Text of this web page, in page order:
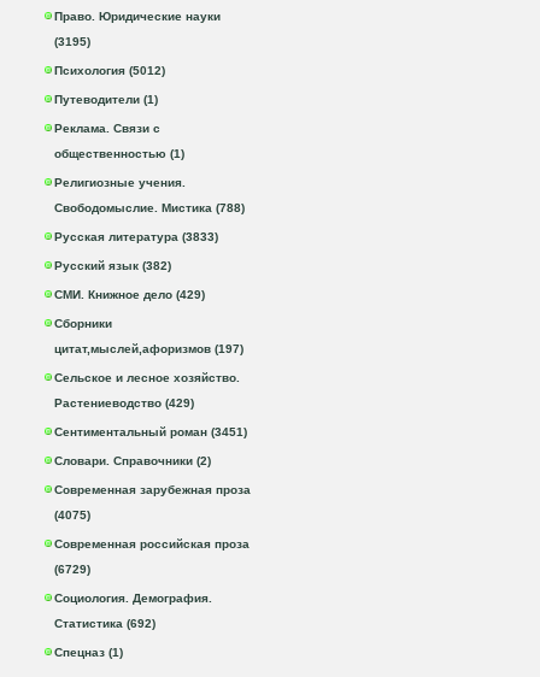
Право. Юридические науки
(3195)
Психология (5012)
Путеводители (1)
Реклама. Связи с
общественностью (1)
Религиозные учения.
Свободомыслие. Мистика (788)
Русская литература (3833)
Русский язык (382)
СМИ. Книжное дело (429)
Сборники
цитат,мыслей,афоризмов (197)
Сельское и лесное хозяйство.
Растениеводство (429)
Сентиментальный роман (3451)
Словари. Справочники (2)
Современная зарубежная проза
(4075)
Современная российская проза
(6729)
Социология. Демография.
Статистика (692)
Спецназ (1)